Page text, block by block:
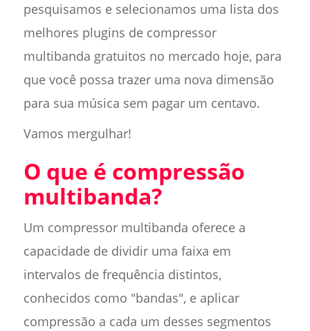
pesquisamos e selecionamos uma lista dos
melhores plugins de compressor
multibanda gratuitos no mercado hoje, para
que você possa trazer uma nova dimensão
para sua música sem pagar um centavo.
Vamos mergulhar!
O que é compressão
multibanda?
Um compressor multibanda oferece a
capacidade de dividir uma faixa em
intervalos de frequência distintos,
conhecidos como "bandas", e aplicar
compressão a cada um desses segmentos